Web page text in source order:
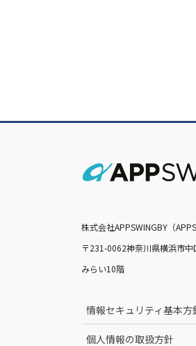
株式会社APPSWINGBY（
〒231-0062神奈川県横浜市
みらい10階
情報セキュリティ基本方
個人情報の取扱方針